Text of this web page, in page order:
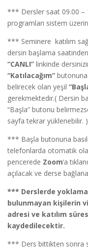
*** Dersler saat 09.00 –
programları sistem
*** Seminere katılım
dersin başlama
“CANLI” linkinde
“Katılacağım”
belirecek olan yeşil
gerekmektedir.( Dersin
“Başla” butonu
sayfa tekrar yüklenebilir. )
*** Başla butonuna
telefonlarda otomatik
pencerede Zoom‘a
açılacak ve derse
*** Derslerde
bulunmayan kişilerin
adresi ve katılım
kaydedilecektir.
*** Ders bittikten sonra